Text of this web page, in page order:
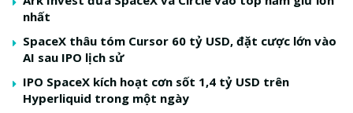
nhất
SpaceX thâu tóm Cursor 60 tỷ USD, đặt cược lớn vào
AI sau IPO lịch sử
IPO SpaceX kích hoạt cơn sốt 1,4 tỷ USD trên
Hyperliquid trong một ngày